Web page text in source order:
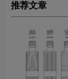
推荐文章